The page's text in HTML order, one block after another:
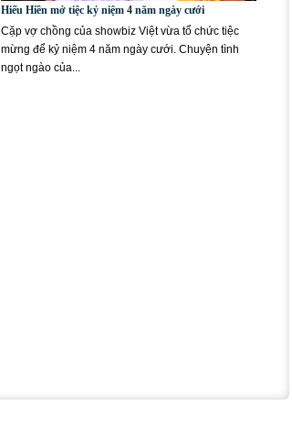
Hiếu Hiền mở tiệc kỷ niệm 4 năm ngày cưới
Cặp vợ chồng của showbiz Việt vừa tổ chức tiệc
mừng để kỷ niệm 4 năm ngày cưới. Chuyện tình
ngọt ngào của...